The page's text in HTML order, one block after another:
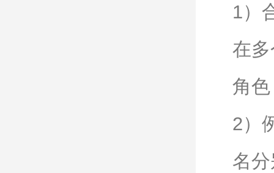
1）
在
角色
2）
名